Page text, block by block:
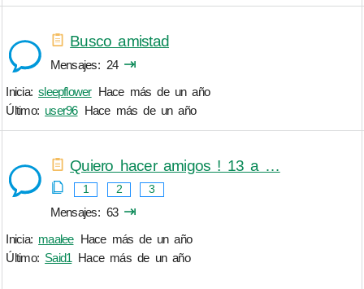
Busco amistad
Mensajes 24 ⇥
Inicia:sleepflower Hace más de un año
Último: user96 Hace más de un año
Quiero hacer amigos ! 13 a …
1 2 3
Mensajes 63 ⇥
Inicia: maalee Hace más de un año
Último: Said1 Hace más de un año